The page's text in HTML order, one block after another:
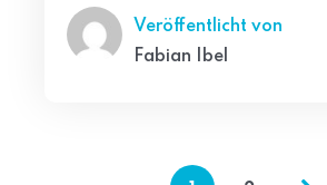
Veröffentlicht von
Fabian Ibel